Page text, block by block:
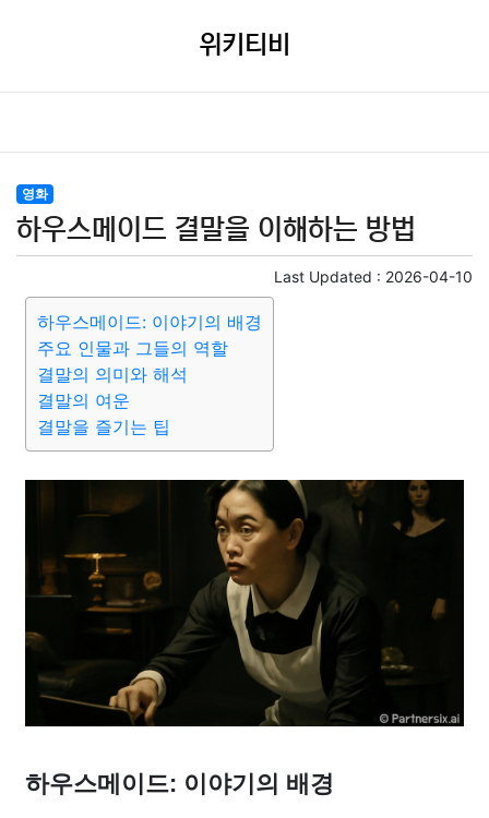
위키티비
영화
하우스메이드 결말을 이해하는 방법
Last Updated : 2026-04-10
하우스메이드: 이야기의 배경
주요 인물과 그들의 역할
결말의 의미와 해석
결말의 여운
결말을 즐기는 팁
하우스메이드: 이야기의 배경